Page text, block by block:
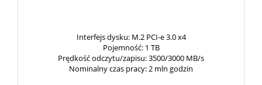
Interfejs dysku: M.2 PCI-e 3.0 x4
Pojemność: 1 TB
Prędkość odczytu/zapisu: 3500/3000 MB/s
Nominalny czas pracy: 2 mln godzin